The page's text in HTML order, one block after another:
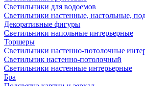
Светильники для водоемов
Светильники настенные, настольные,
Декоративные фигуры
Светильники напольные интерьерные
Торшеры
Светильники настенно-потолочные
Светильник настенно-потолочный
Светильники настенные интерьерные
Бра